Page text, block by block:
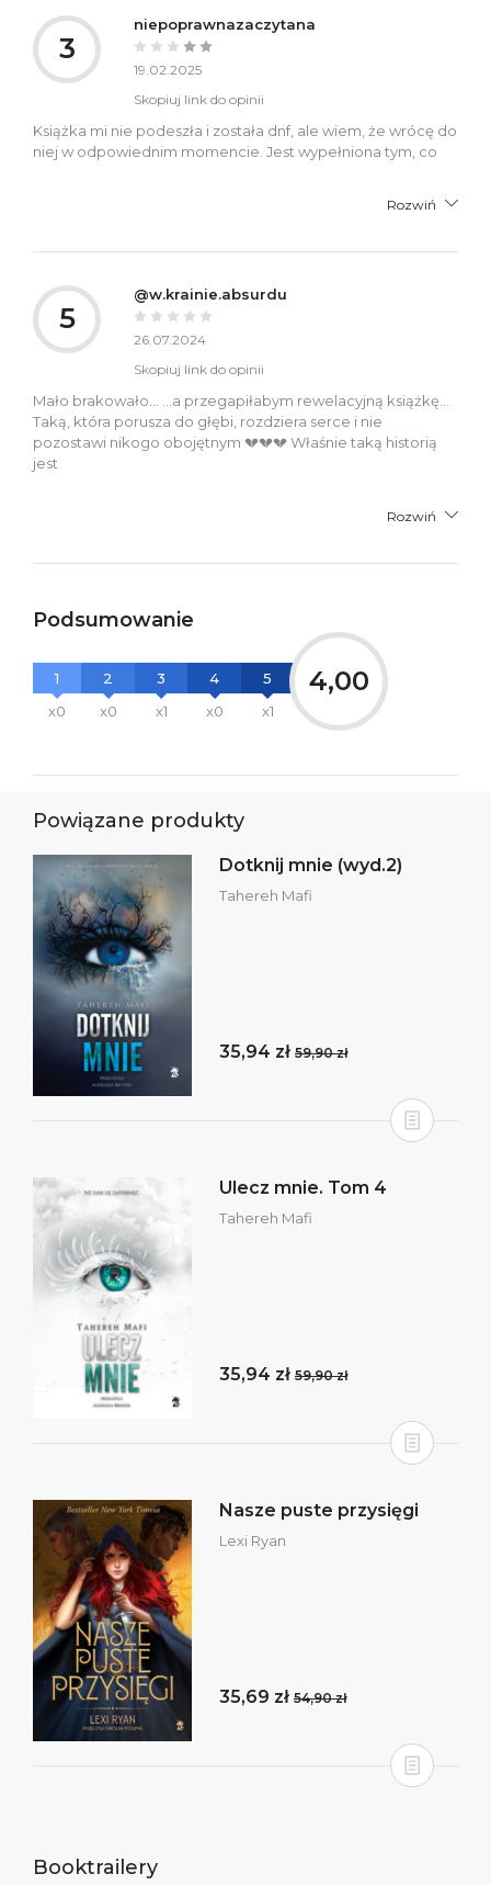
3
niepoprawnazaczytana
19.02.2025
Skopiuj link do opinii
Książka mi nie podeszła i została dnf, ale wiem, że wrócę do
niej w odpowiednim momencie. Jest wypełniona tym, co
Rozwiń
5
@w.krainie.absurdu
26.07.2024
Skopiuj link do opinii
Mało brakowało... ...a przegapiłabym rewelacyjną książkę...
Taką, która porusza do głębi, rozdziera serce i nie
pozostawi nikogo obojętnym 💔💔💔 Właśnie taką historią
jest
Rozwiń
Podsumowanie
1
x0
2
x0
3
x1
4
x0
5
x1
4,00
Powiązane produkty
Dotknij mnie (wyd.2)
Tahereh Mafi
35,94 zł 59,90 zł
Ulecz mnie. Tom 4
Tahereh Mafi
35,94 zł 59,90 zł
Nasze puste przysięgi
Lexi Ryan
35,69 zł 54,90 zł
Booktrailery